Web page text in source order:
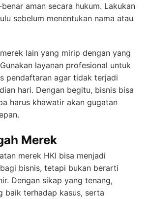
aman secara hukum. Lakukan
sebelum menentukan nama atau
lain yang mirip dengan yang
layanan profesional untuk
pendaftaran agar tidak terjadi
hari. Dengan begitu, bisnis bisa
harus khawatir akan gugatan
Merek
merek HKI bisa menjadi
bisnis, tetapi bukan berarti
Dengan sikap yang tenang,
baik terhadap kasus, serta